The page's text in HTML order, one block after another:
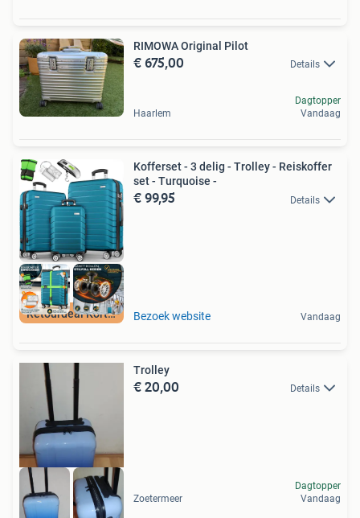
RIMOWA Original Pilot
€ 675,00 Details
Haarlem
Dagtopper
Vandaag
Retourdeal Korting
Kofferset - 3 delig - Trolley - Reiskoffer
set - Turquoise -
€ 99,95 Details
Bezoek website Vandaag
Trolley
€ 20,00 Details
Zoetermeer
Dagtopper
Vandaag